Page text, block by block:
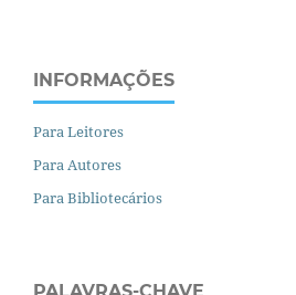
INFORMAÇÕES
Para Leitores
Para Autores
Para Bibliotecários